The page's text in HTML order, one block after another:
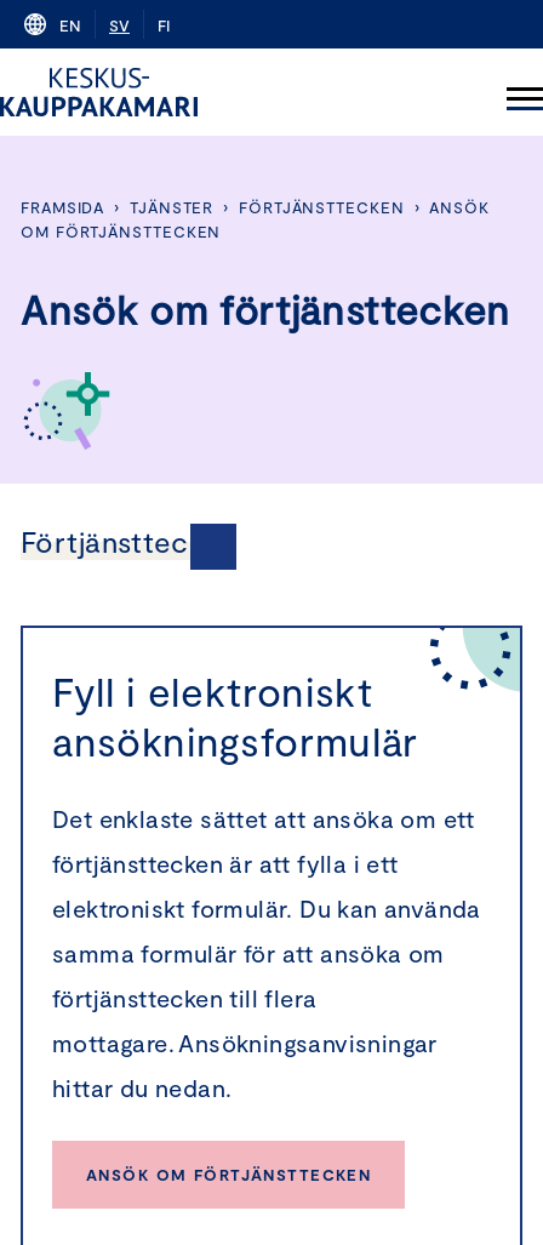
Skip
content
EN SV FI
FRAMSIDA › TJÄNSTER › FÖRTJÄNSTTECKEN › ANSÖK
OM FÖRTJÄNSTTECKEN
Ansök om förtjänsttecken
Förtjänsttecken
Fyll i elektroniskt
ansökningsformulär
Det enklaste sättet att ansöka om ett
förtjänsttecken är att fylla i ett
elektroniskt formulär. Du kan använda
samma formulär för att ansöka om
förtjänsttecken till flera
mottagare. Ansökningsanvisningar
hittar du nedan.
ANSÖK OM FÖRTJÄNSTTECKEN